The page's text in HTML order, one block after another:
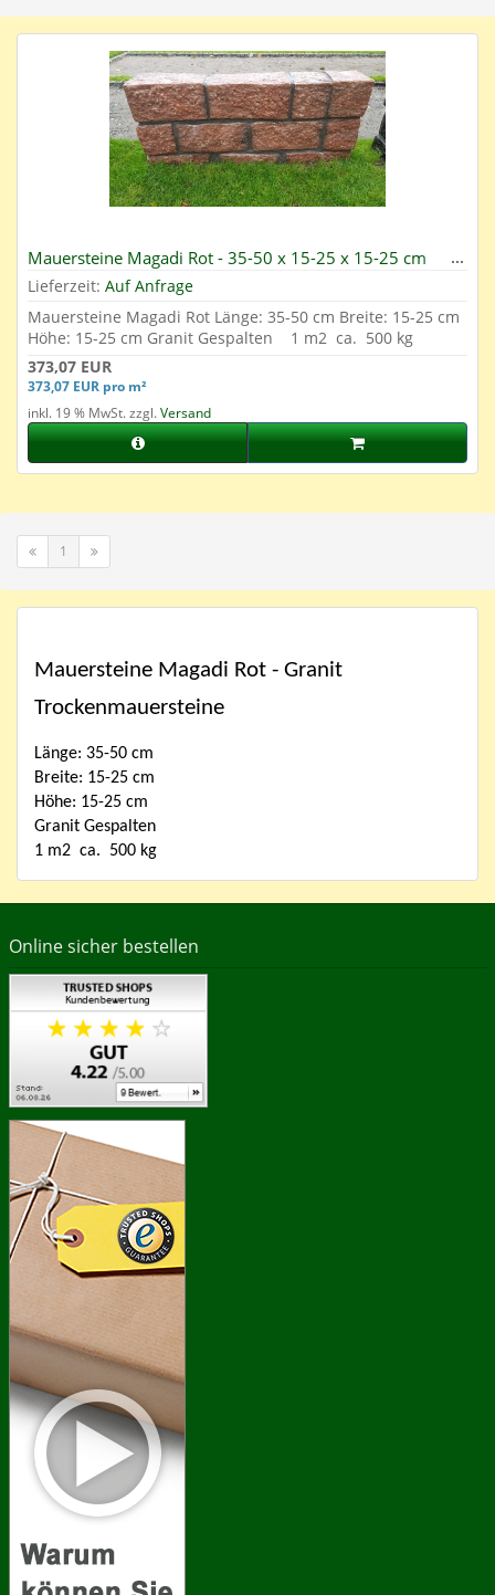
Mauersteine Magadi Rot - 35-50 x 15-25 x 15-25 cm
Lieferzeit: Auf Anfrage
Mauersteine Magadi Rot Länge: 35-50 cm Breite: 15-25 cm
Höhe: 15-25 cm Granit Gespalten 1 m2 ca. 500 kg
373,07 EUR
373,07 EUR pro m²
inkl. 19 % MwSt. zzgl.Versand
1
Mauersteine Magadi Rot - Granit
Trockenmauersteine
Länge: 35-50 cm
Breite: 15-25 cm
Höhe: 15-25 cm
Granit Gespalten
1 m2 ca. 500 kg
Online sicher bestellen